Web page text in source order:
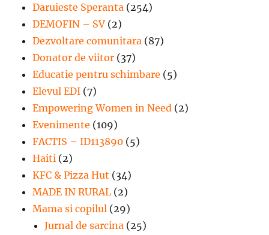
Daruieste Speranta (254)
DEMOFIN – SV (2)
Dezvoltare comunitara (87)
Donator de viitor (37)
Educatie pentru schimbare (5)
Elevul EDI (7)
Empowering Women in Need (2)
Evenimente (109)
FACTIS – ID113890 (5)
Haiti (2)
KFC & Pizza Hut (34)
MADE IN RURAL (2)
Mama si copilul (29)
Jurnal de sarcina (25)